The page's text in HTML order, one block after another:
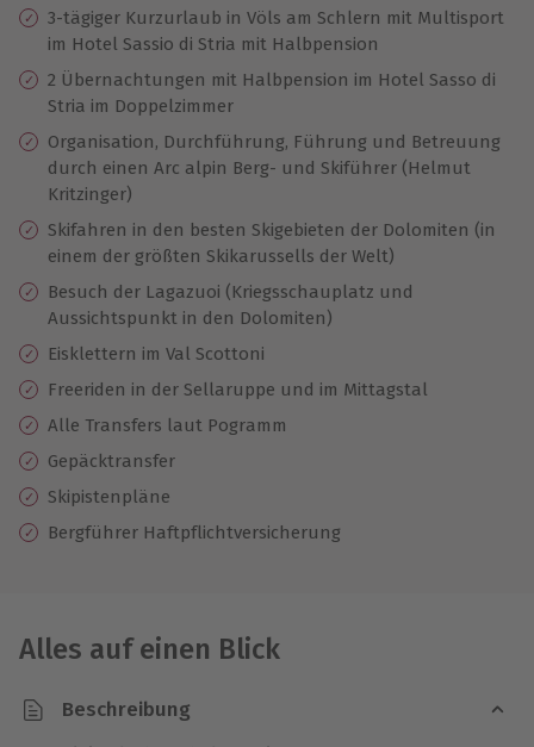
3-tägiger Kurzurlaub in Völs am Schlern mit Multisport
im Hotel Sassio di Stria mit Halbpension
2 Übernachtungen mit Halbpension im Hotel Sasso di
Stria im Doppelzimmer
Organisation, Durchführung, Führung und Betreuung
durch einen Arc alpin Berg- und Skiführer (Helmut
Kritzinger)
Skifahren in den besten Skigebieten der Dolomiten (in
einem der größten Skikarussells der Welt)
Besuch der Lagazuoi (Kriegsschauplatz und
Aussichtspunkt in den Dolomiten)
Eisklettern im Val Scottoni
Freeriden in der Sellaruppe und im Mittagstal
Alle Transfers laut Pogramm
Gepäcktransfer
Skipistenpläne
Bergführer Haftpflichtversicherung
Alles auf einen Blick
Beschreibung